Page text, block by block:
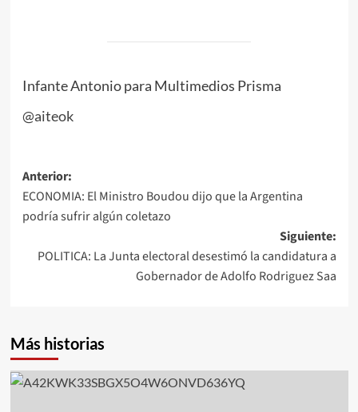
Infante Antonio para Multimedios Prisma
@aiteok
Navegación
de
entradas
Anterior:
ECONOMIA: El Ministro Boudou dijo que la Argentina
podría sufrir algún coletazo
Siguiente:
POLITICA: La Junta electoral desestimó la candidatura a
Gobernador de Adolfo Rodriguez Saa
Más historias